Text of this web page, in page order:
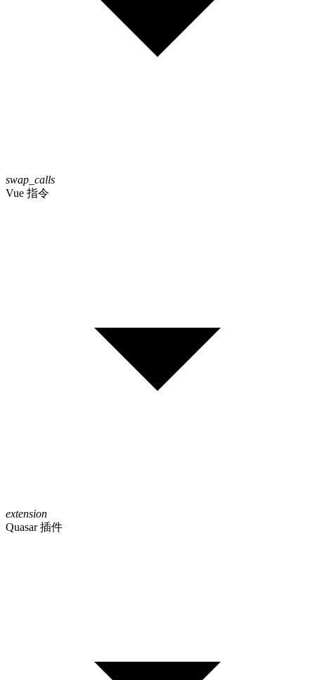
swap_calls
Vue 指令
extension
Quasar 插件